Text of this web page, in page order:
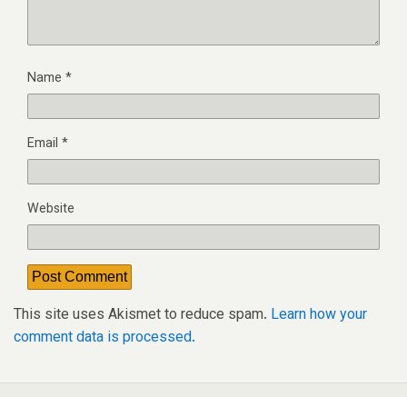
Name *
Email *
Website
This site uses Akismet to reduce spam. Learn how your
comment data is processed.